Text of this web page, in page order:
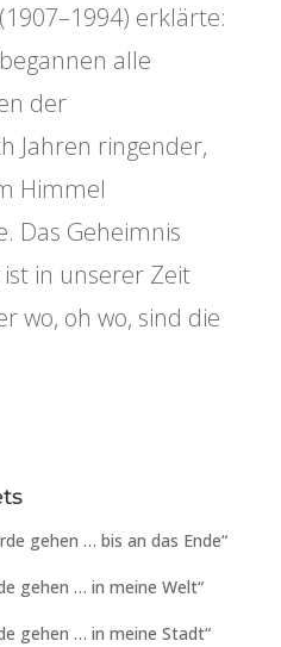
erklärte:
alle
der
Jahren ringender,
Himmel
Das Geheimnis
in unserer Zeit
wo, oh wo, sind die
gehen … bis an das Ende“
gehen … in meine Welt“
gehen … in meine Stadt“